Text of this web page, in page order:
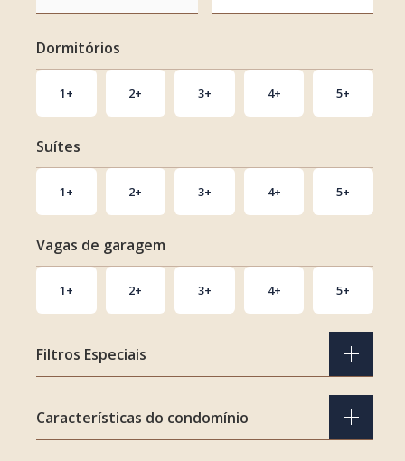
JARDIM PETRÓPOLIS
JARDINS
MOEMA PÁSSAROS
MORUMBI
PANAMBY
TERRENO
Dormitórios
1+ 2+ 3+ 4+ 5+
Suítes
1+ 2+ 3+ 4+ 5+
Vagas de garagem
1+ 2+ 3+ 4+ 5+
Filtros Especiais
OFF MARKET
Características do condomínio